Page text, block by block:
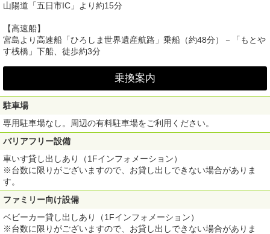
山陽道「五日市IC」より約15分
【高速船】
宮島より高速船「ひろしま世界遺産航路」乗船（約48分）－「もとや
す桟橋」下船、徒歩約3分
乗換案内
駐車場
専用駐車場なし。周辺の有料駐車場をご利用ください。
バリアフリー設備
車いす貸し出しあり（1Fインフォメーション）
※台数に限りがございますので、お貸し出しできない場合がありま
す。
ファミリー向け設備
ベビーカー貸し出しあり（1Fインフォメーション）
※台数に限りがございますので、お貸し出しできない場合がありま